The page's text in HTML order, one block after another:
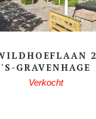
2
'S-GRAVENHAGE
Verkocht